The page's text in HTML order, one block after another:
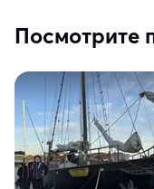
Посмотрите